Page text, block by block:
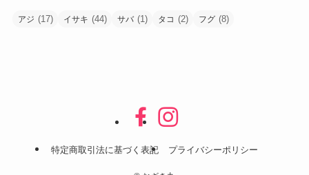
アジ (17) イサキ (44) サバ(1) タコ (2) フグ (8)
特定商取引法に基づく表記 プライバシーポリシー